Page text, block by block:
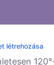
létrehozása